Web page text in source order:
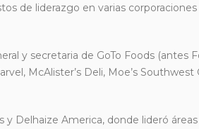
de liderazgo en varias corporaciones
y secretaria de GoTo Foods (antes
McAlister’s Deli, Moe’s Southwest
Delhaize America, donde lideró áreas